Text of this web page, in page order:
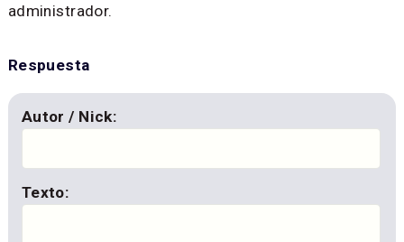
administrador.
Respuesta
Autor / Nick:
Texto: